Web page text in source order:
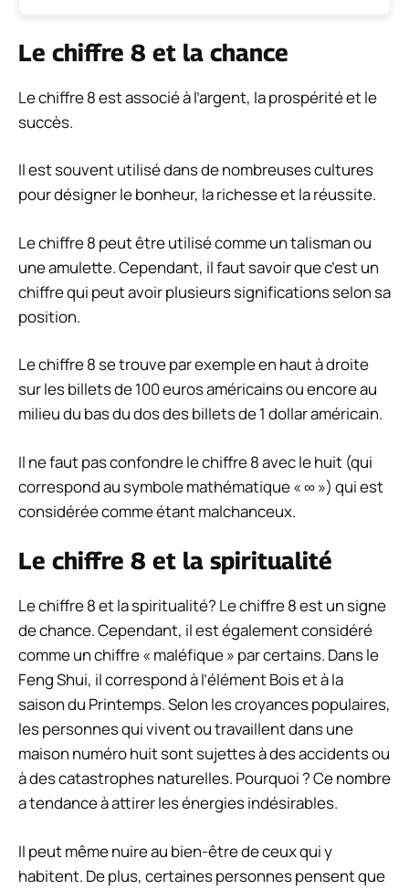
Le chiffre 8 et la chance
Le chiffre 8 est associé à l’argent, la prospérité et le
succès.
Il est souvent utilisé dans de nombreuses cultures
pour désigner le bonheur, la richesse et la réussite.
Le chiffre 8 peut être utilisé comme un talisman ou
une amulette. Cependant, il faut savoir que c’est un
chiffre qui peut avoir plusieurs significations selon sa
position.
Le chiffre 8 se trouve par exemple en haut à droite
sur les billets de 100 euros américains ou encore au
milieu du bas du dos des billets de 1 dollar américain.
Il ne faut pas confondre le chiffre 8 avec le huit (qui
correspond au symbole mathématique « ∞ ») qui est
considérée comme étant malchanceux.
Le chiffre 8 et la spiritualité
Le chiffre 8 et la spiritualité? Le chiffre 8 est un signe
de chance. Cependant, il est également considéré
comme un chiffre « maléfique » par certains. Dans le
Feng Shui, il correspond à l’élément Bois et à la
saison du Printemps. Selon les croyances populaires,
les personnes qui vivent ou travaillent dans une
maison numéro huit sont sujettes à des accidents ou
à des catastrophes naturelles. Pourquoi ? Ce nombre
a tendance à attirer les énergies indésirables.
Il peut même nuire au bien-être de ceux qui y
habitent. De plus, certaines personnes pensent que